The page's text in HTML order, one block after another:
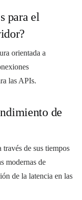
para el
orientada a
las APIs.
de
de sus tiempos
modernas de
de la latencia en las